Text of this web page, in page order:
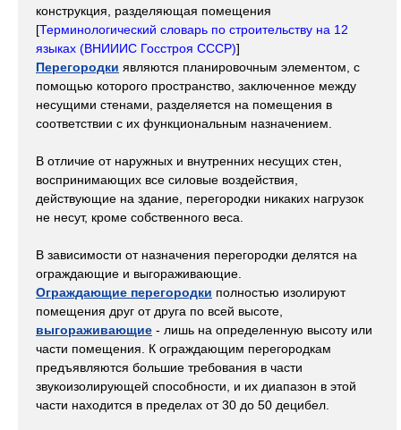
конструкция, разделяющая помещения
[Терминологический словарь по строительству на 12
языках (ВНИИИС Госстроя СССР)]
Перегородки являются планировочным элементом, с
помощью которого пространство, заключенное между
несущими стенами, разделяется на помещения в
соответствии с их функциональным назначением.
В отличие от наружных и внутренних несущих стен,
воспринимающих все силовые воздействия,
действующие на здание, перегородки никаких нагрузок
не несут, кроме собственного веса.
В зависимости от назначения перегородки делятся на
ограждающие и выгораживающие.
Ограждающие перегородки полностью изолируют
помещения друг от друга по всей высоте,
выгораживающие - лишь на определенную высоту или
части помещения. К ограждающим перегородкам
предъявляются большие требования в части
звукоизолирующей способности, и их диапазон в этой
части находится в пределах от 30 до 50 децибел.